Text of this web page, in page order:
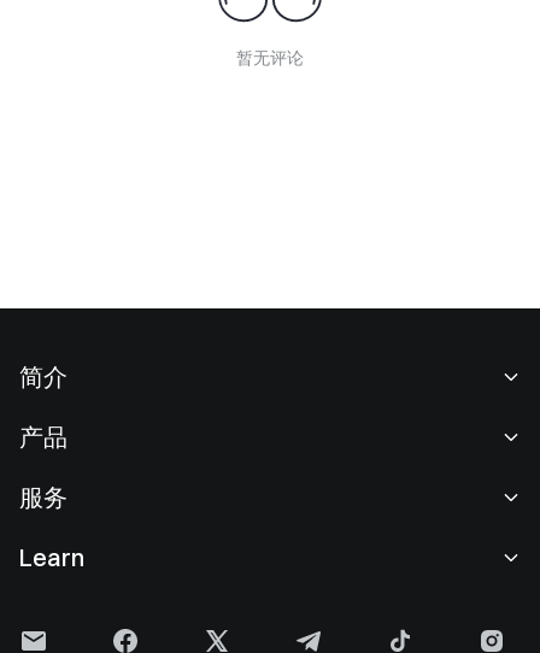
暂无评论
简介
新闻中心
产品
现货交易
理财中心
服务
Learn
Gate 快讯